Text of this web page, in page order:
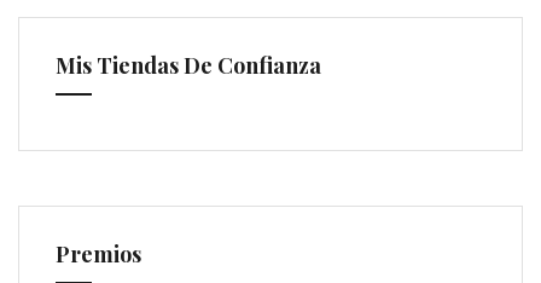
Mis Tiendas De Confianza
Premios